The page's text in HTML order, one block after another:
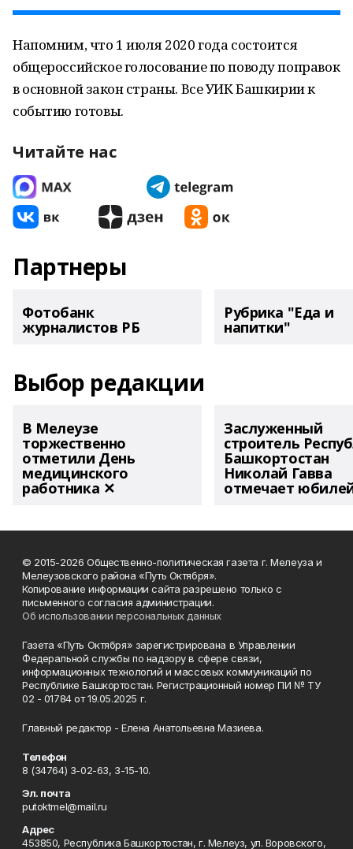
Напомним, что 1 июля 2020 года состоится
общероссийское голосование по поводу поправок
в основной закон страны. Все УИК Башкирии к
событию готовы.
Читайте нас
Партнеры
Фотобанк
журналистов РБ
Рубрика "Еда и
напитки"
Выбор редакции
В Мелеузе
торжественно
отметили День
медицинского
работника ✕
Заслуженный
строитель
Башкортостан
Николай Гавва
отмечает
© 2015-2026 Общественно-политическая газета г. Мелеуза и
Мелеузовского района «Путь Октября».
Копирование информации сайта разрешено только с
письменного согласия администрации.
Об использовании персональных данных
Газета «Путь Октября» зарегистрирована в Управлении
Федеральной службы по надзору в сфере связи,
информационных технологий и массовых коммуникаций по
Республике Башкортостан. Регистрационный номер ПИ № ТУ
02 - 01784 от 19.05.2025 г.
Главный редактор - Елена Анатольевна Мазиева.
Телефон
8 (34764) 3-02-63, 3-15-10.
Эл. почта
putoktmel@mail.ru
Адрес
453850, Республика Башкортостан, г. Мелеуз, ул. Воровского,